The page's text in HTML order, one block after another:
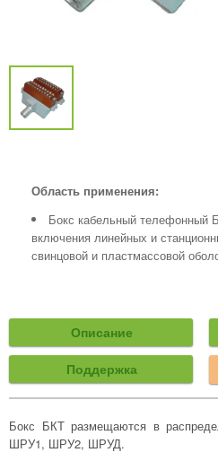
Область применения:
Бокс кабельный телефонный
включения линейных и
свинцовой и пластмассовой
Описание
Поддержка
Бокс БКТ размещаются в
ШРУ1, ШРУ2, ШРУД.